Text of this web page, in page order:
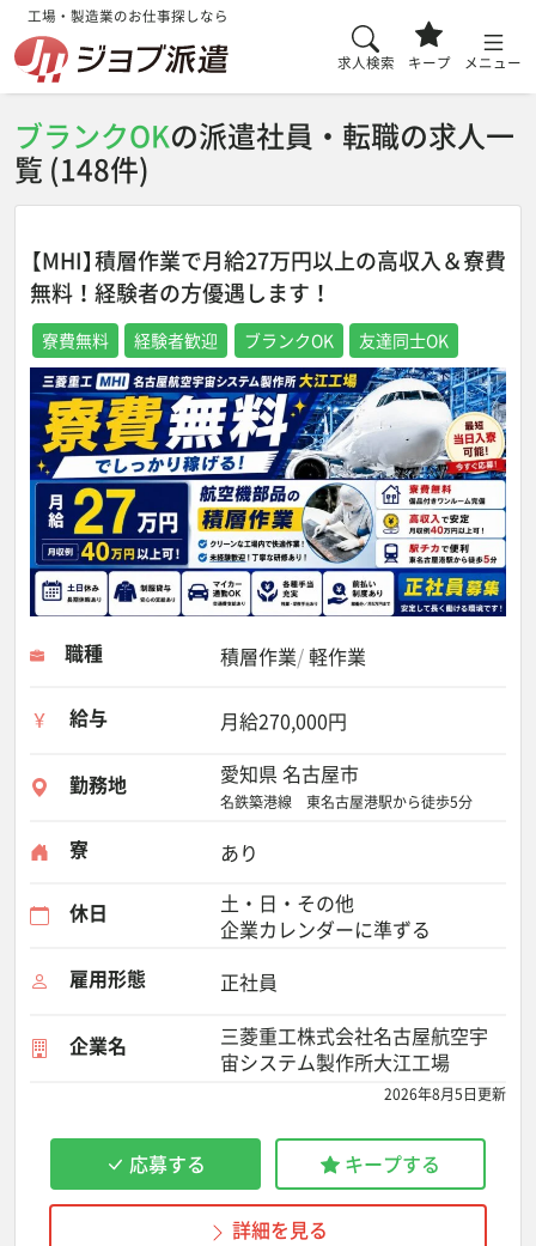
工場・製造業のお仕事探しなら
求人検索 キープ メニュー
ブランクOKの派遣社員・転職の求人一
覧 (148件)
【MHI】積層作業で月給27万円以上の高収入＆寮費
無料！経験者の方優遇します！
寮費無料 経験者歓迎 ブランクOK 友達同士OK
職種 積層作業 軽作業
給与 月給270,000円
勤務地 愛知県 名古屋市
名鉄築港線 東名古屋港駅から徒歩5分
寮 あり
休日
土・日・その他
企業カレンダーに準ずる
雇用形態
正社員
企業名
三菱重工株式会社名古屋航空宇
宙システム製作所大江工場
2026年8月5日更新
応募する キープする
詳細を見る